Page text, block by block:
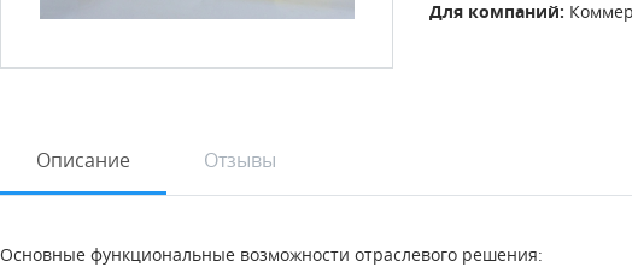
Для компаний:
Описание Отзывы
Основные функциональные возможности отраслевого решения: